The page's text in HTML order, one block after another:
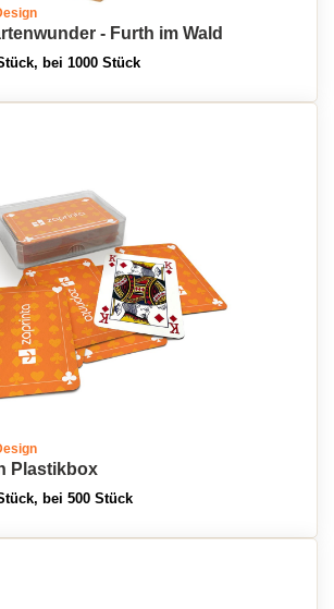
- Furth im Wald
bei 1000 Stück
Plastikbox
bei 500 Stück